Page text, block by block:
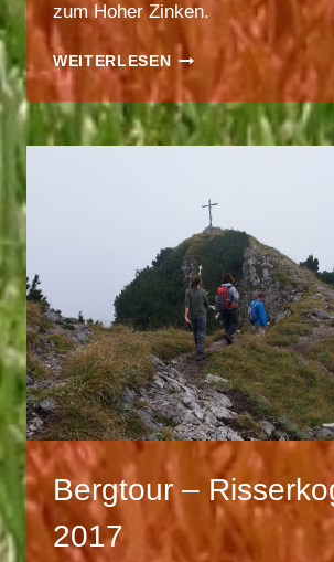
zum Hoher Zinken.
WEITERLESENBERGTOUR
SORGSCHROFEN
–
HOHER
2018
Bergtour –
2017